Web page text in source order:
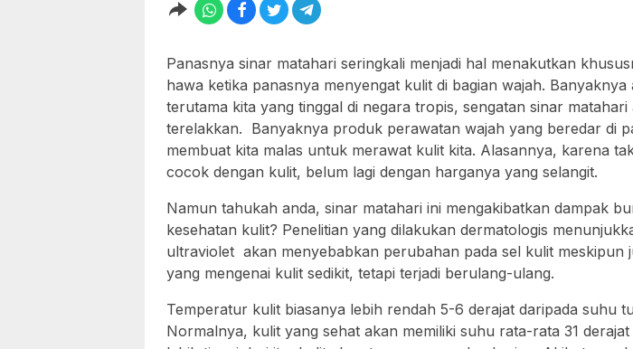
Panasnya sinar matahari seringkali menjadi hal menakutkan
hawa ketika panasnya menyengat kulit di bagian wajah. Banyaknya
terutama kita yang tinggal di negara tropis, sengatan sinar matahari
terelakkan. Banyaknya produk perawatan wajah yang beredar di
membuat kita malas untuk merawat kulit kita. Alasannya, karena
cocok dengan kulit, belum lagi dengan harganya yang selangit.
Namun tahukah anda, sinar matahari ini mengakibatkan dampak
kesehatan kulit? Penelitian yang dilakukan dermatologis
ultraviolet akan menyebabkan perubahan pada sel kulit meskipun
yang mengenai kulit sedikit, tetapi terjadi berulang-ulang.
Temperatur kulit biasanya lebih rendah 5-6 derajat daripada suhu
Normalnya, kulit yang sehat akan memiliki suhu rata-rata 31